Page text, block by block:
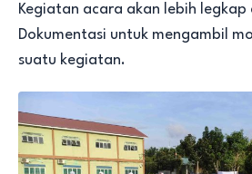
Kegiatan acara akan lebih
Dokumentasi untuk mengambil
suatu kegiatan.